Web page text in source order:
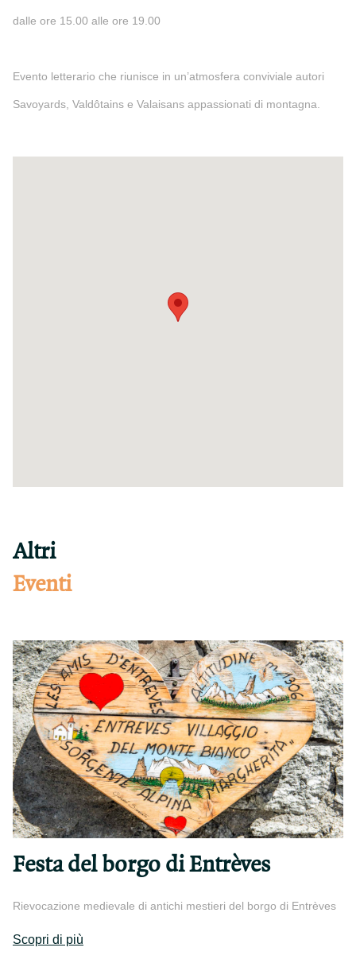
dalle ore 15.00 alle ore 19.00
Evento letterario che riunisce in un’atmosfera conviviale autori
Savoyards, Valdôtains e Valaisans appassionati di montagna.
Altri
Eventi
Festa del borgo di Entrèves
Rievocazione medievale di antichi mestieri del borgo di Entrèves
Scopri di più